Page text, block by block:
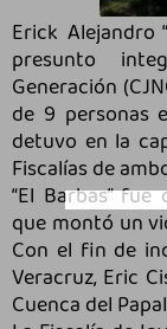
Erick Alejandro
presunto
Generación
de 9 personas
detuvo en la
Fiscalías de
“El Barbas”
que montó un
Con el fin de
Veracruz, Eric
Cuenca del